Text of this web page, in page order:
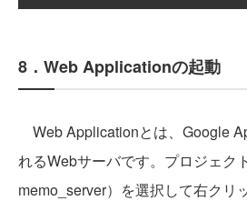
8．Web Applicationの起動
Web Applicationとは、Google
れるWebサーバです。プロジェク
memo_server）を選択して右ク